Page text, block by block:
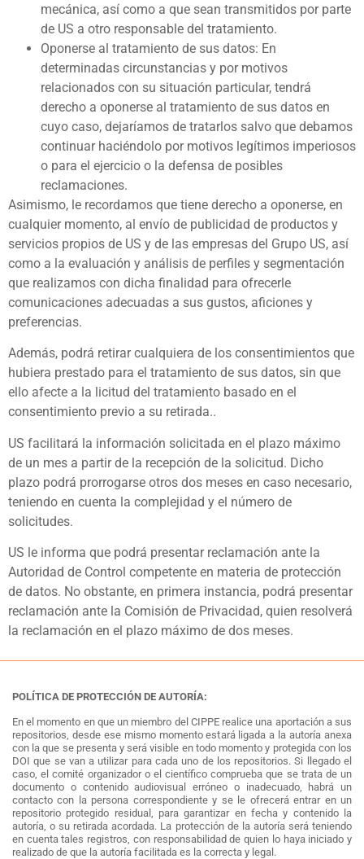
mecánica, así como a que sean transmitidos por parte
de US a otro responsable del tratamiento.
Oponerse al tratamiento de sus datos: En
determinadas circunstancias y por motivos
relacionados con su situación particular, tendrá
derecho a oponerse al tratamiento de sus datos en
cuyo caso, dejaríamos de tratarlos salvo que debamos
continuar haciéndolo por motivos legítimos imperiosos
o para el ejercicio o la defensa de posibles
reclamaciones.
Asimismo, le recordamos que tiene derecho a oponerse, en
cualquier momento, al envío de publicidad de productos y
servicios propios de US y de las empresas del Grupo US, así
como a la evaluación y análisis de perfiles y segmentación
que realizamos con dicha finalidad para ofrecerle
comunicaciones adecuadas a sus gustos, aficiones y
preferencias.
Además, podrá retirar cualquiera de los consentimientos que
hubiera prestado para el tratamiento de sus datos, sin que
ello afecte a la licitud del tratamiento basado en el
consentimiento previo a su retirada..
US facilitará la información solicitada en el plazo máximo
de un mes a partir de la recepción de la solicitud. Dicho
plazo podrá prorrogarse otros dos meses en caso necesario,
teniendo en cuenta la complejidad y el número de
solicitudes.
US le informa que podrá presentar reclamación ante la
Autoridad de Control competente en materia de protección
de datos. No obstante, en primera instancia, podrá presentar
reclamación ante la Comisión de Privacidad, quien resolverá
la reclamación en el plazo máximo de dos meses.
POLÍTICA DE PROTECCIÓN DE AUTORÍA:
En el momento en que un miembro del CIPPE realice una aportación a sus
repositorios, desde ese mismo momento estará ligada a la autoría anexa
con la que se presenta y será visible en todo momento y protegida con los
DOI que se van a utilizar para cada uno de los repositorios. Si llegado el
caso, el comité organizador o el científico comprueba que se trata de un
documento o contenido audiovisual erróneo o inadecuado, habrá un
contacto con la persona correspondiente y se le ofrecerá entrar en un
repositorio protegido residual, para garantizar en fecha y contenido la
autoría, o su retirada acordada. La protección de la autoría será teniendo
en cuenta tales registros, con responsabilidad de quien lo haya iniciado y
realizado de que la autoría facilitada es la correcta y legal.